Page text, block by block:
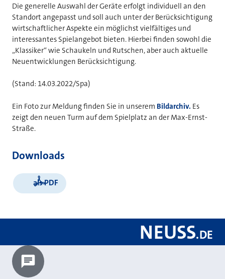
Die generelle Auswahl der Geräte erfolgt individuell an den
Standort angepasst und soll auch unter der Berücksichtigung
wirtschaftlicher Aspekte ein möglichst vielfältiges und
interessantes Spielangebot bieten. Hierbei finden sowohl die
„Klassiker“ wie Schaukeln und Rutschen, aber auch aktuelle
Neuentwicklungen Berücksichtigung.
(Stand: 14.03.2022/Spa)
Ein Foto zur Meldung finden Sie in unserem Bildarchiv. Es
zeigt den neuen Turm auf dem Spielplatz an der Max-Ernst-
Straße.
Downloads
als PDF
NEUSS.DE
Chatbot laden?